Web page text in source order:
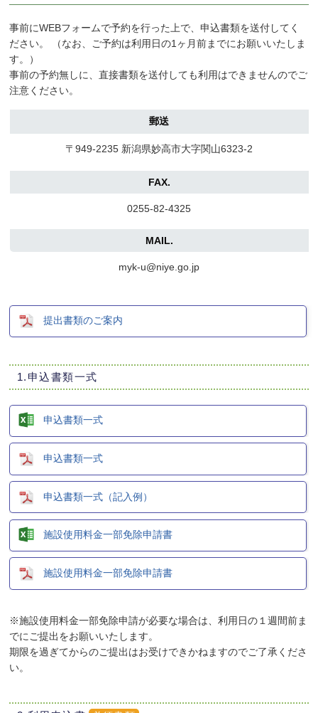
事前にWEBフォームで予約を行った上で、申込書類を送付してく
ださい。 （なお、ご予約は利用日の1ヶ月前までにお願いいたしま
す。）
事前の予約無しに、直接書類を送付しても利用はできませんのでご
注意ください。
郵送
〒949-2235 新潟県妙高市大字関山6323-2
FAX.
0255-82-4325
MAIL.
myk-u@niye.go.jp
提出書類のご案内
1.申込書類一式
申込書類一式
申込書類一式
申込書類一式（記入例）
施設使用料金一部免除申請書
施設使用料金一部免除申請書
※施設使用料金一部免除申請が必要な場合は、利用日の１週間前ま
でにご提出をお願いいたします。
期限を過ぎてからのご提出はお受けできかねますのでご了承くださ
い。